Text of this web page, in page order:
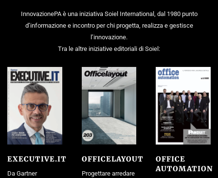
InnovazionePA è una iniziativa Soiel International, dal 1980 punto
d’informazione e incontro per chi progetta, realizza e gestisce
l’innovazione.
Tra le altre iniziative editoriali di Soiel:
EXECUTIVE.IT
Da Gartner
OFFICELAYOUT
Progettare arredare
OFFICE
AUTOMATION